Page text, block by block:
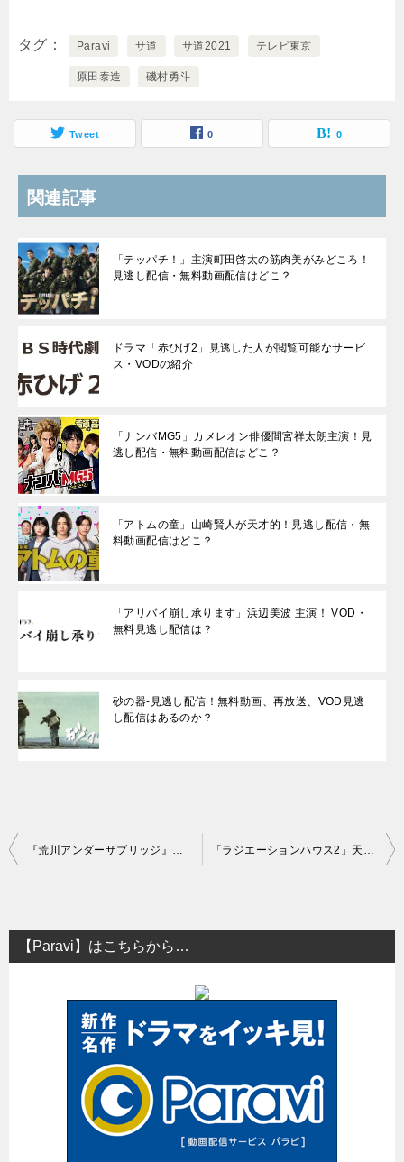
タグ Paravi サ道 サ道2021 テレビ東京
原田泰造 磯村勇斗
Tweet 0 0
関連記事
「テッパチ！」主演町田啓太の筋肉美がみどころ！
見逃し配信・無料動画配信はどこ？
ドラマ「赤ひげ2」見逃した人が閲覧可能なサービ
ス・VODの紹介
「ナンバMG5」カメレオン俳優間宮祥太朗主演！見
逃し配信・無料動画配信はどこ？
「アトムの童」山崎賢人が天才的！見逃し配信・無
料動画配信はどこ？
「アリバイ崩し承ります」浜辺美波 主演！ VOD・
無料見逃し配信は？
砂の器-見逃し配信！無料動画、再放送、VOD見逃
し配信はあるのか？
投
ビ
ゲ
『荒川アンダーザブリッジ』の無料動画、見逃し配信はある？ 「ラジエーションハウス2」天才的センスの窪田正孝に注目！見逃し配信・無料動画配信はどこ？
【Paravi】はこちらから…